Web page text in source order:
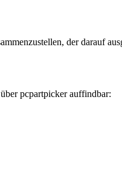
der darauf
pcpartpicker auffindbar: